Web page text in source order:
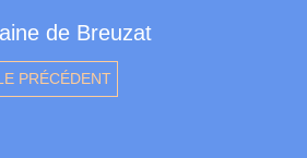
de Breuzat
PRÉCÉDENT